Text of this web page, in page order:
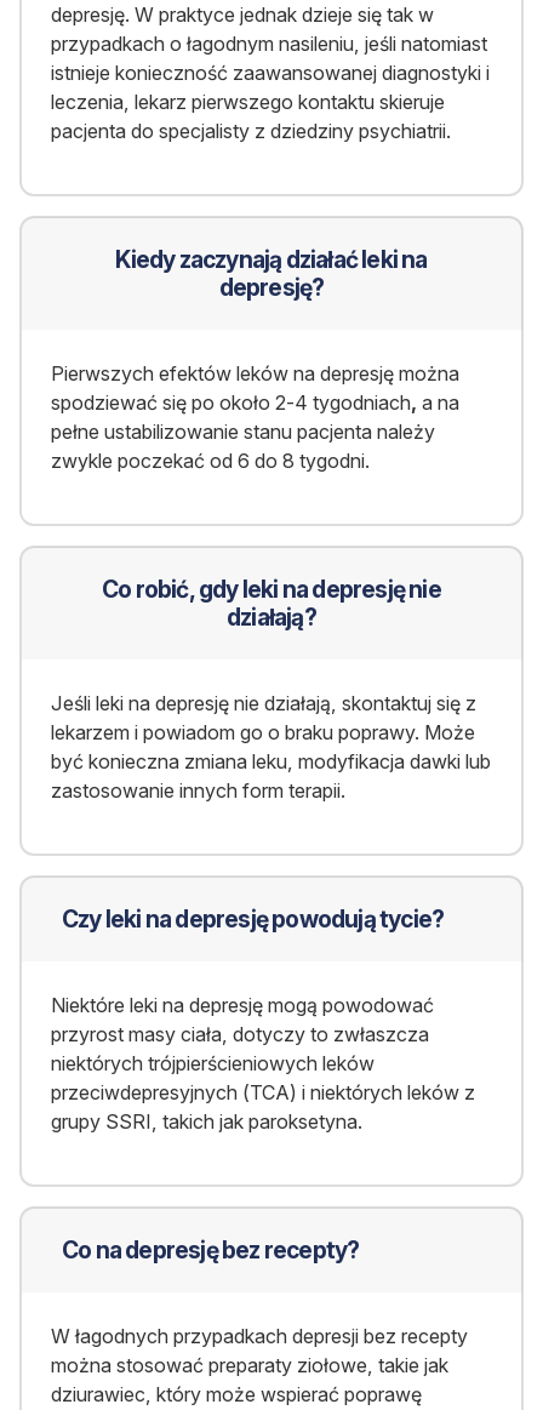
depresję. W praktyce jednak dzieje się tak w
przypadkach o łagodnym nasileniu, jeśli natomiast
istnieje konieczność zaawansowanej diagnostyki i
leczenia, lekarz pierwszego kontaktu skieruje
pacjenta do specjalisty z dziedziny psychiatrii.
Kiedy zaczynają działać leki na
depresję?
Pierwszych efektów leków na depresję można
spodziewać się po około 2-4 tygodniach, a na
pełne ustabilizowanie stanu pacjenta należy
zwykle poczekać od 6 do 8 tygodni.
Co robić, gdy leki na depresję nie
działają?
Jeśli leki na depresję nie działają, skontaktuj się z
lekarzem i powiadom go o braku poprawy. Może
być konieczna zmiana leku, modyfikacja dawki lub
zastosowanie innych form terapii.
Czy leki na depresję powodują tycie?
Niektóre leki na depresję mogą powodować
przyrost masy ciała, dotyczy to zwłaszcza
niektórych trójpierścieniowych leków
przeciwdepresyjnych (TCA) i niektórych leków z
grupy SSRI, takich jak paroksetyna.
Co na depresję bez recepty?
W łagodnych przypadkach depresji bez recepty
można stosować preparaty ziołowe, takie jak
dziurawiec, który może wspierać poprawę